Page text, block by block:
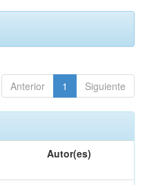
Anterior 1 Siguiente
Autor(es)